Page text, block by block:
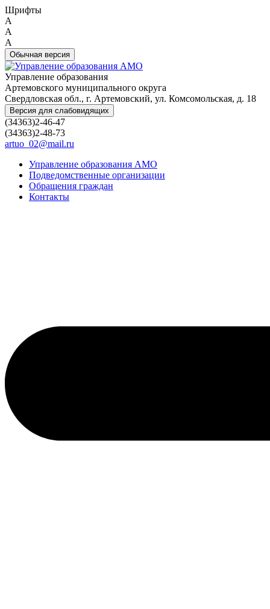
Шрифты
A
A
A
Обычная версия
Управление образования
Артемовского муниципального округа
Свердловская обл., г. Артемовский, ул. Комсомольская, д. 18
Версия для слабовидящих
(34363)2-46-47
(34363)2-48-73
artuo_02@mail.ru
Управление образования АМО
Подведомственные организации
Обращения граждан
Контакты